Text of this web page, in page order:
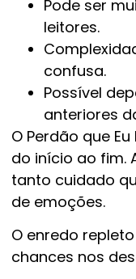
Pode ser
leitores.
confusa.
Possível
anteriores
O Perdão que
do início ao fim.
tanto cuidado
de emoções.
O enredo
chances nos